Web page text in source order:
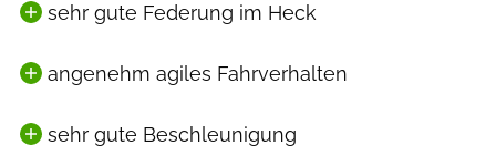
sehr gute Federung im Heck
angenehm agiles Fahrverhalten
sehr gute Beschleunigung